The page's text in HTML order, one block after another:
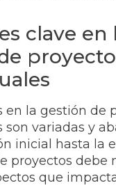
clave en
en la gestión de
son variadas y
inicial hasta la
proyectos debe
que